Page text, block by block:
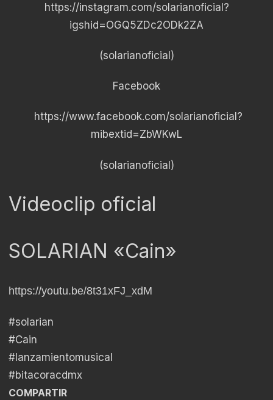
https://instagram.com/solarianoficial?
igshid=OGQ5ZDc2ODk2ZA
(solarianoficial)
Facebook
https://www.facebook.com/solarianoficial?
mibextid=ZbWKwL
(solarianoficial)
Videoclip oficial
SOLARIAN «Cain»
https://youtu.be/8t31xFJ_xdM
#solarian
#Cain
#lanzamientomusical
#bitacoracdmx
COMPARTIR